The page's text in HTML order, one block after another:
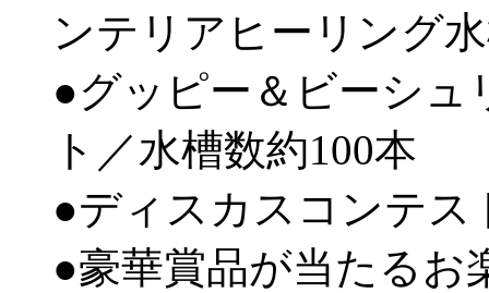
ンテリアヒーリング
●グッピー＆ビーシュ
ト／水槽数約100本
●ディスカスコンテス
●豪華賞品が当たるお